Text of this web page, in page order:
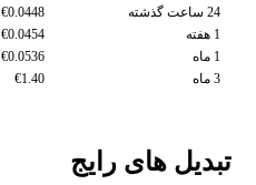
24 ساعت گذشته
€0.0448
1 هفته
€0.0454
1 ماه
€0.0536
3 ماه
€1.40
تبدیل های رایج